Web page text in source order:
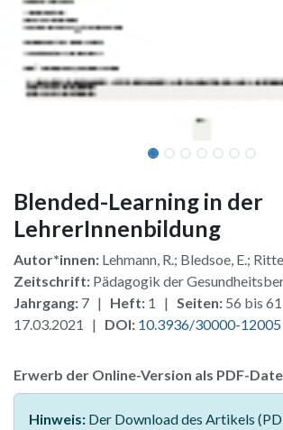
Blended-Learning in der
LehrerInnenbildung
Autor*innen: Lehmann, R.; Bledsoe, E.;
Zeitschrift: Pädagogik der
Jahrgang: 7 | Heft: 1 | Seiten: 56 bis
17.03.2021 | DOI: 10.3936/30000-12005
Erwerb der Online-Version als PDF-
Hinweis: Der Download des Artikels